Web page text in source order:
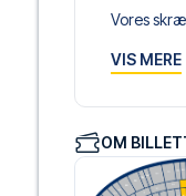
Vores
af
Når du
du vælger
VIS MERE
OM